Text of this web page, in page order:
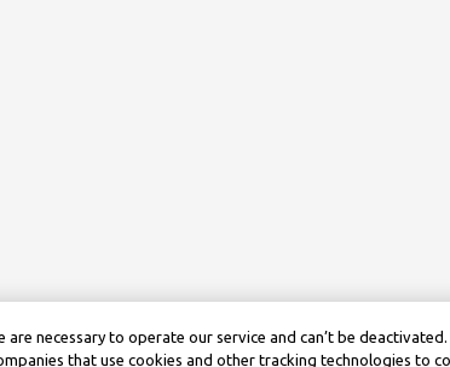
necessary to operate our service and can’t be deactivated.
that use cookies and other tracking technologies to